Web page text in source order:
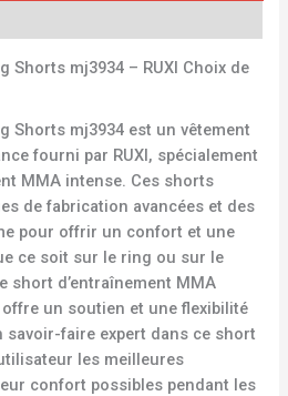
Shorts mj3934 – RUXI Choix de
Shorts mj3934 est un vêtement
fourni par RUXI, spécialement
MMA intense. Ces shorts
de fabrication avancées et des
pour offrir un confort et une
ce soit sur le ring ou sur le
short d’entraînement MMA
offre un soutien et une flexibilité
savoir-faire expert dans ce short
les meilleures
confort possibles pendant les